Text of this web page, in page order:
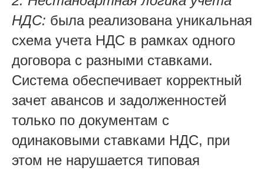
НДС: была реализована уникальная
схема учета НДС в рамках одного
договора с разными ставками.
Система обеспечивает корректный
зачет авансов и задолженностей
только по документам с
одинаковыми ставками НДС, при
этом не нарушается типовая